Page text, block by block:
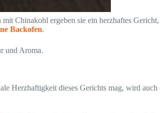
Chinakohl ergeben sie ein herzhaftes
Backofen.
und Aroma.
Herzhaftigkeit dieses Gerichts mag, wird auch